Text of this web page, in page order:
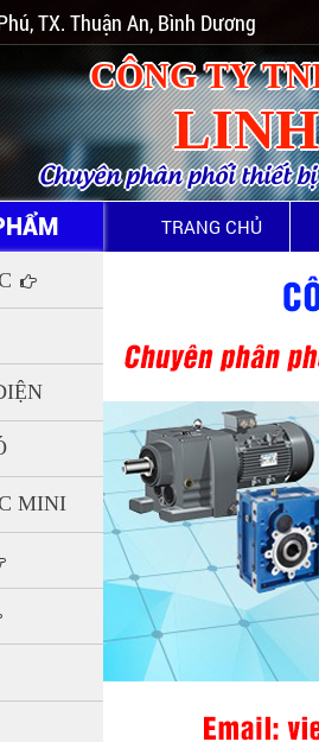
TX. Thuận An, Bình Dương
CÔNG TY
Chuyên phân phối thiết
TRANG CHỦ
MINI